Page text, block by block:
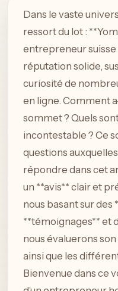
Dans le vaste
ressort du lot :
entrepreneur suisse
réputation solide,
curiosité de
en ligne. Comment
sommet ? Quels
incontestable ? Ce
questions
répondre dans cet
un **avis** clair et
nous basant sur des
**témoignages** et
nous évaluerons
ainsi que les
Bienvenue dans ce